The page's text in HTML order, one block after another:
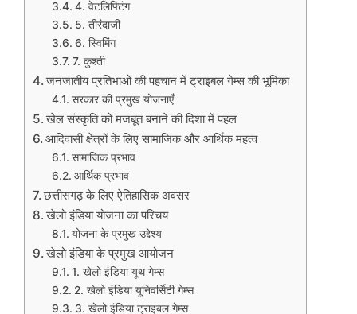
4. वेटलिफ्टिंग
5. तीरंदाजी
6. स्विमिंग
7. कुश्ती
जनजातीय प्रतिभाओं की पहचान में ट्राइबल गेम्स की भूमिका
सरकार की प्रमुख योजनाएँ
खेल संस्कृति को मजबूत बनाने की दिशा में पहल
आदिवासी क्षेत्रों के लिए सामाजिक और आर्थिक महत्व
सामाजिक प्रभाव
आर्थिक प्रभाव
छत्तीसगढ़ के लिए ऐतिहासिक अवसर
खेलो इंडिया योजना का परिचय
योजना के प्रमुख उद्देश्य
खेलो इंडिया के प्रमुख आयोजन
1. खेलो इंडिया यूथ गेम्स
2. खेलो इंडिया यूनिवर्सिटी गेम्स
3. खेलो इंडिया ट्राइबल गेम्स